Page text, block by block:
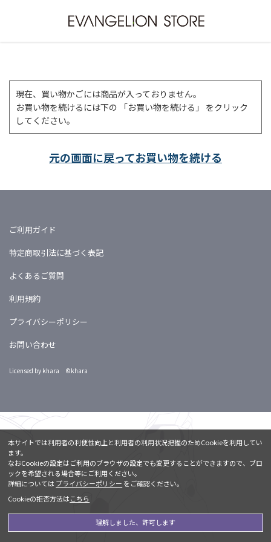
現在、買い物かごには商品が入っておりません。
お買い物を続けるには下の 「お買い物を続ける」 をクリック
してください。
元の画面に戻ってお買い物を続ける
ご利用ガイド
特定商取引法に基づく表記
よくあるご質問
利用規約
プライバシーポリシー
お問い合わせ
Licensed by khara ©khara
本サイトでは利用者の利便性向上と利用者の利用状況把握のためCookieを利用してい
ます。
なおCookieの設定はご利用のブラウザの設定でも変更することができますので、ブロ
ックを希望される場合等にご利用ください。
詳細については プライバシーポリシー をご確認ください。
Cookieの拒否方法はこちら
理解しました、許可します